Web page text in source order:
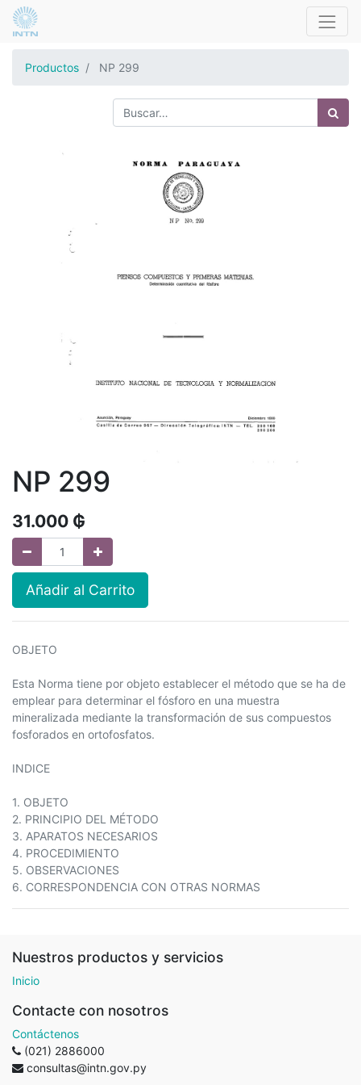
Productos NP 299
NP 299
31.000 ₲
Añadir al Carrito
OBJETO
Esta Norma tiene por objeto establecer el método que se ha de
emplear para determinar el fósforo en una muestra
mineralizada mediante la transformación de sus compuestos
fosforados en ortofosfatos.
INDICE
1. OBJETO
2. PRINCIPIO DEL MÉTODO
3. APARATOS NECESARIOS
4. PROCEDIMIENTO
5. OBSERVACIONES
6. CORRESPONDENCIA CON OTRAS NORMAS
Nuestros productos y servicios
Inicio
Contacte con nosotros
Contáctenos
(021) 2886000
consultas@intn.gov.py